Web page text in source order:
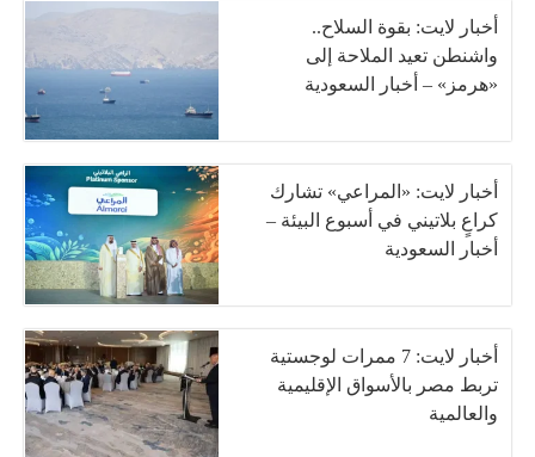
أخبار لايت: بقوة السلاح..
واشنطن تعيد الملاحة إلى
«هرمز» – أخبار السعودية
أخبار لايت: «المراعي» تشارك
كراعٍ بلاتيني في أسبوع البيئة –
أخبار السعودية
أخبار لايت: 7 ممرات لوجستية
تربط مصر بالأسواق الإقليمية
والعالمية